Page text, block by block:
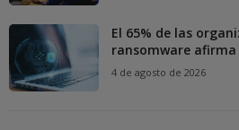
El 65% de las
ransomware afirma
4 de agosto de 2026